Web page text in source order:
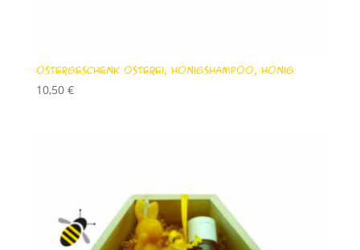
Ostergeschenk Osterei, Honigshampoo, Honig
10,50 €